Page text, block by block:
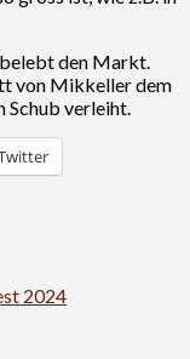
den Markt.
von Mikkeller dem
verleiht.
2024